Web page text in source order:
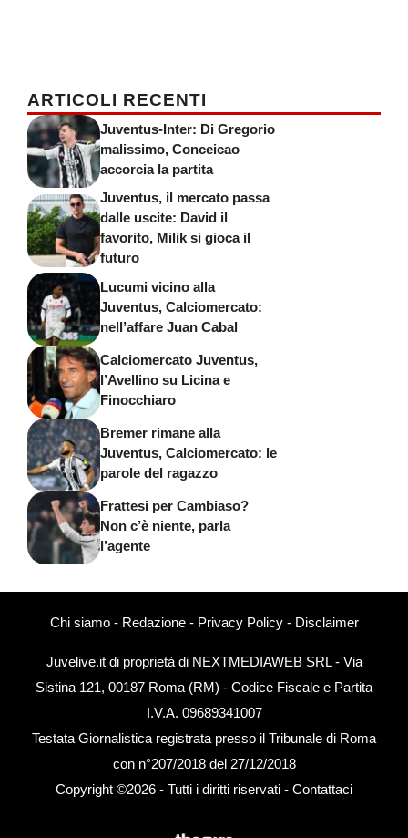
ARTICOLI RECENTI
Juventus-Inter: Di Gregorio
malissimo, Conceicao
accorcia la partita
Juventus, il mercato passa
dalle uscite: David il
favorito, Milik si gioca il
futuro
Lucumi vicino alla
Juventus, Calciomercato:
nell’affare Juan Cabal
Calciomercato Juventus,
l’Avellino su Licina e
Finocchiaro
Bremer rimane alla
Juventus, Calciomercato: le
parole del ragazzo
Frattesi per Cambiaso?
Non c’è niente, parla
l’agente
Chi siamo- Redazione- Privacy Policy- Disclaimer
Juvelive.it di proprietà di NEXTMEDIAWEB SRL - Via
Sistina 121, 00187 Roma (RM) - Codice Fiscale e Partita
I.V.A. 09689341007
Testata Giornalistica registrata presso il Tribunale di Roma
con n°207/2018 del 27/12/2018
Copyright ©2026 - Tutti i diritti riservati - Contattaci